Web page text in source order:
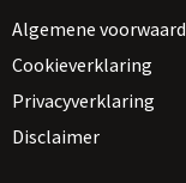
Algemene
Cookieverklaring
Privacyverklaring
Disclaimer